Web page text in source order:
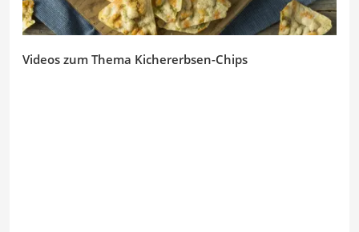
Videos zum Thema Kichererbsen-Chips